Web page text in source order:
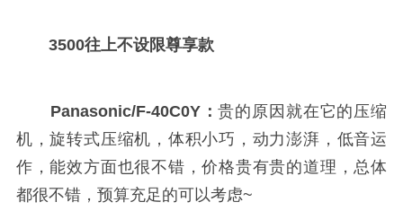
3500往上不设限尊享款
Panasonic/F-40C0Y：贵的原因就在它的压缩
机，旋转式压缩机，体积小巧，动力澎湃，低音运
作，能效方面也很不错，价格贵有贵的道理，总体
都很不错，预算充足的可以考虑~